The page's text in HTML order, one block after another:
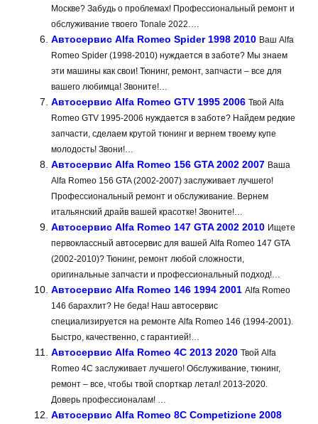
Москве? Забудь о проблемах! Профессиональный ремонт и
обслуживание твоего Tonale 2022….
Автосервис Alfa Romeo Spider 1998 2010 Ваш Alfa
Romeo Spider (1998-2010) нуждается в заботе? Мы знаем
эти машины как свои! Тюнинг, ремонт, запчасти – все для
вашего любимца! Звоните!…
Автосервис Alfa Romeo GTV 1995 2006 Твой Alfa
Romeo GTV 1995-2006 нуждается в заботе? Найдем редкие
запчасти, сделаем крутой тюнинг и вернем твоему купе
молодость! Звони!…
Автосервис Alfa Romeo 156 GTA 2002 2007 Ваша
Alfa Romeo 156 GTA (2002-2007) заслуживает лучшего!
Профессиональный ремонт и обслуживание. Вернем
итальянский драйв вашей красотке! Звоните!…
Автосервис Alfa Romeo 147 GTA 2002 2010 Ищете
первоклассный автосервис для вашей Alfa Romeo 147 GTA
(2002-2010)? Тюнинг, ремонт любой сложности,
оригинальные запчасти и профессиональный подход!…
Автосервис Alfa Romeo 146 1994 2001 Alfa Romeo
146 барахлит? Не беда! Наш автосервис
специализируется на ремонте Alfa Romeo 146 (1994-2001).
Быстро, качественно, с гарантией!…
Автосервис Alfa Romeo 4C 2013 2020 Твой Alfa
Romeo 4C заслуживает лучшего! Обслуживание, тюнинг,
ремонт – все, чтобы твой спорткар летал! 2013-2020.
Доверь профессионалам! …
Автосервис Alfa Romeo 8C Competizione 2008